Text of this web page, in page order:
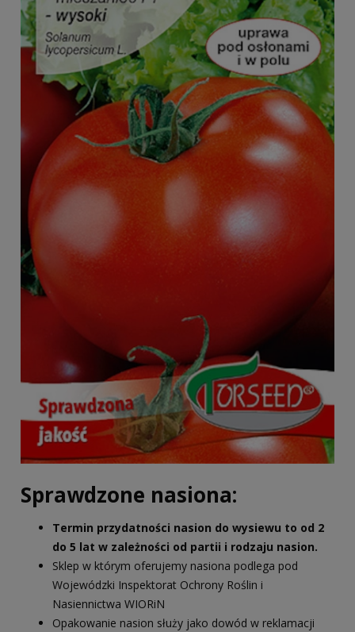
Sprawdzone nasiona:
Termin przydatności nasion do wysiewu to od 2
do 5 lat w zależności od partii i rodzaju nasion.
Sklep w którym oferujemy nasiona podlega pod
Wojewódzki Inspektorat Ochrony Roślin i
Nasiennictwa WIORiN
Opakowanie nasion służy jako dowód w reklamacji